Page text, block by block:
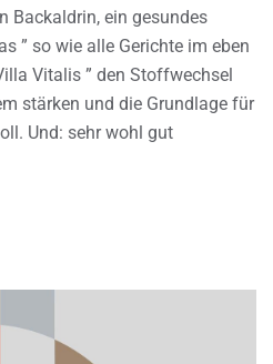
Backaldrin, ein gesundes
” so wie alle Gerichte im eben
Vitalis ” den Stoffwechsel
stärken und die Grundlage für
Und: sehr wohl gut